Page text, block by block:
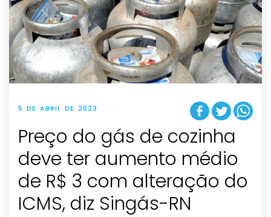
5 DE ABRIL DE 2023
Preço do gás de cozinha
deve ter aumento médio
de R$ 3 com alteração do
ICMS, diz Singás-RN